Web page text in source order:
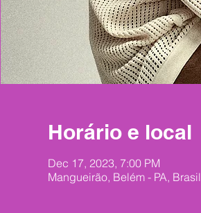
Horário e local
Dec 17, 2023, 7:00 PM
Mangueirão, Belém - PA, Brasil